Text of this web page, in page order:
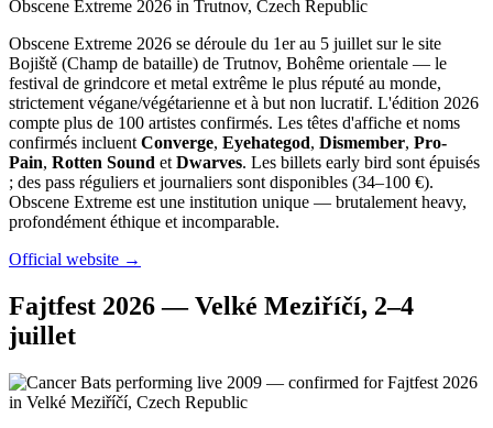
Obscene Extreme 2026 se déroule du 1er au 5 juillet sur le site
Bojiště (Champ de bataille) de Trutnov, Bohême orientale — le
festival de grindcore et metal extrême le plus réputé au monde,
strictement végane/végétarienne et à but non lucratif. L'édition 2026
compte plus de 100 artistes confirmés. Les têtes d'affiche et noms
confirmés incluent Converge, Eyehategod, Dismember, Pro-
Pain, Rotten Sound et Dwarves. Les billets early bird sont épuisés
; des pass réguliers et journaliers sont disponibles (34–100 €).
Obscene Extreme est une institution unique — brutalement heavy,
profondément éthique et incomparable.
Official website →
Fajtfest 2026 — Velké Meziříčí, 2–4
juillet